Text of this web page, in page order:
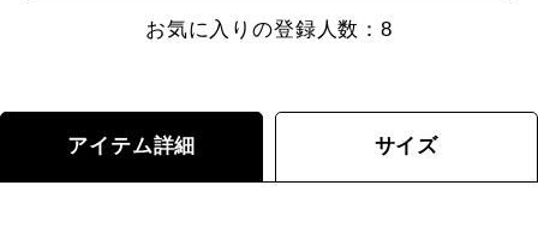
お気に入りの登録人数：8
アイテム詳細 サイズ